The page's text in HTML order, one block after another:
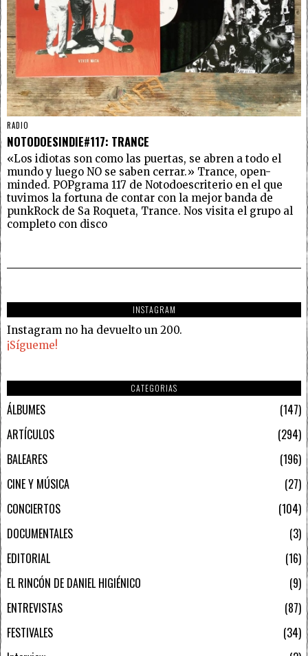
RADIO
NOTODOESINDIE#117: TRANCE
«Los idiotas son como las puertas, se abren a todo el
mundo y luego NO se saben cerrar.» Trance, open-
minded. POPgrama 117 de Notodoescriterio en el que
tuvimos la fortuna de contar con la mejor banda de
punkRock de Sa Roqueta, Trance. Nos visita el grupo al
completo con disco
INSTAGRAM
Instagram no ha devuelto un 200.
¡Sígueme!
CATEGORIAS
ÁLBUMES
147
ARTÍCULOS
294
BALEARES
196
CINE Y MÚSICA
27
CONCIERTOS
104
DOCUMENTALES
3
EDITORIAL
16
EL RINCÓN DE DANIEL HIGIÉNICO
9
ENTREVISTAS
87
FESTIVALES
34